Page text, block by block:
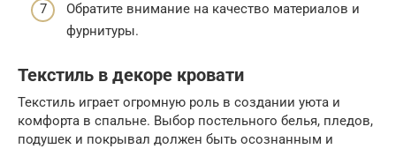
Обратите внимание на качество материалов и
фурнитуры.
Текстиль в декоре кровати
Текстиль играет огромную роль в создании уюта и
комфорта в спальне. Выбор постельного белья, пледов,
подушек и покрывал должен быть осознанным и